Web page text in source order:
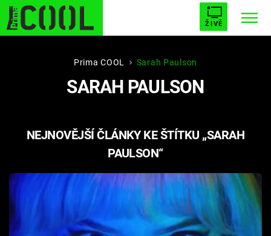
ŽIVĚ
STARHOUSE BUFFY, PŘEMOŽITELKA UPÍRŮ
PLNEJ KOTEL AVENGERS 5
Seriály
Prima COOL Sarah Paulson
SARAH PAULSON
NEJNOVĚJŠÍ ČLÁNKY KE ŠTÍTKU „SARAH
PAULSON“